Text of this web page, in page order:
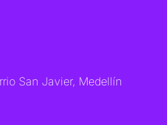
San Javier, Medellín